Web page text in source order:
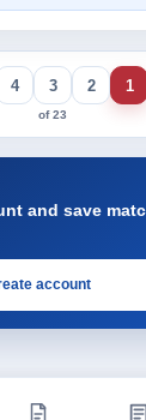
1
2
3
4
of 23
and save
account